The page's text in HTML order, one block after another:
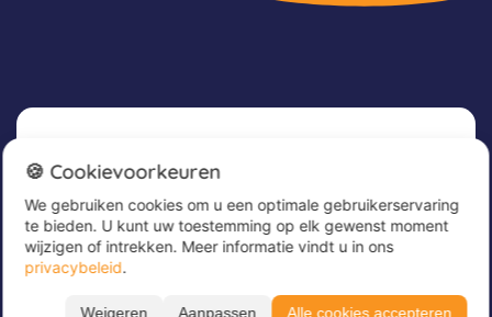
Nieuwsbrief
Meld u nu aan voor onze nieuwsbrief om
geweldige aanbiedingen te ontvangen en op de
hoogte te blijven!
Voer hier uw e-mailadres in*
🍪 Cookievoorkeuren
We gebruiken cookies om u een optimale gebruikerservaring
te bieden. U kunt uw toestemming op elk gewenst moment
wijzigen of intrekken. Meer informatie vindt u in ons
privacybeleid.
Weigeren Aanpassen Alle cookies accepteren